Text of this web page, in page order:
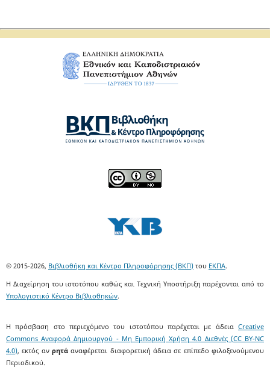
© 2015-2026, Βιβλιοθήκη και Κέντρο Πληροφόρησης (ΒΚΠ) του ΕΚΠΑ.
Η Διαχείρηση του ιστοτόπου καθώς και Τεχνική Υποστήριξη παρέχονται από το
Υπολογιστικό Κέντρο Βιβλιοθηκών.
Η πρόσβαση στο περιεχόμενο του ιστοτόπου παρέχεται με άδεια Creative
Commons Αναφορά Δημιουργού - Μη Εμπορική Χρήση 4.0 Διεθνές (CC BY-NC
4.0), εκτός αν ρητά αναφέρεται διαφορετική άδεια σε επίπεδο φιλοξενούμενου
Περιοδικού.